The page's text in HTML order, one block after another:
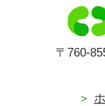
〒760-